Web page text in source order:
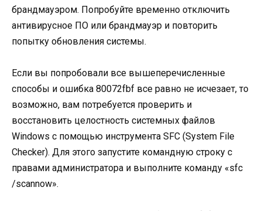
брандмауэром. Попробуйте временно отключить
антивирусное ПО или брандмауэр и повторить
попытку обновления системы.
Если вы попробовали все вышеперечисленные
способы и ошибка 80072fbf все равно не исчезает, то
возможно, вам потребуется проверить и
восстановить целостность системных файлов
Windows с помощью инструмента SFC (System File
Checker). Для этого запустите командную строку с
правами администратора и выполните команду «sfc
/scannow».